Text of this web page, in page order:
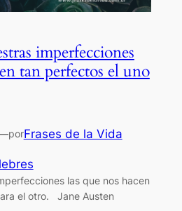
imperfecciones
tan perfectos el uno
porFrases de la Vida
las que nos hacen
el otro. Jane Austen